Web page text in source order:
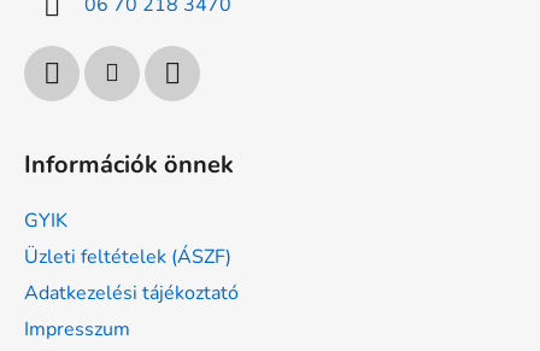
Információk önnek
GYIK
Üzleti feltételek (ÁSZF)
Adatkezelési tájékoztató
Impresszum